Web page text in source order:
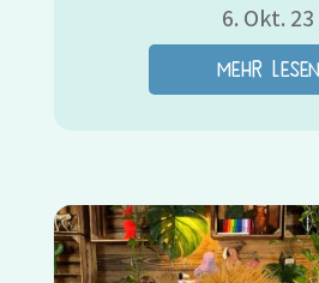
6. Okt. 23
mehr lesen